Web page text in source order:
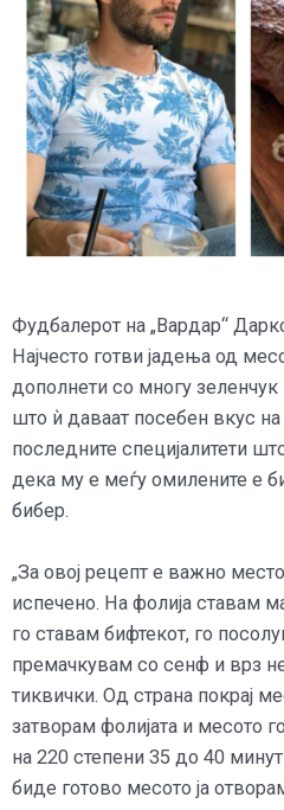
Фудбалерот на „Вардар“
Најчесто готви јадења од
дополнети со многу
што ѝ даваат посебен вкус
последните специјалитети
дека му е меѓу омилените е
бибер.
„За овој рецепт е важно
испечено. На фолија ставам
го ставам бифтекот, го
премачкувам со сенф и врз
тиквички. Од страна покрај
затворам фолијата и месото
на 220 степени 35 до 40
биде готово месото ја